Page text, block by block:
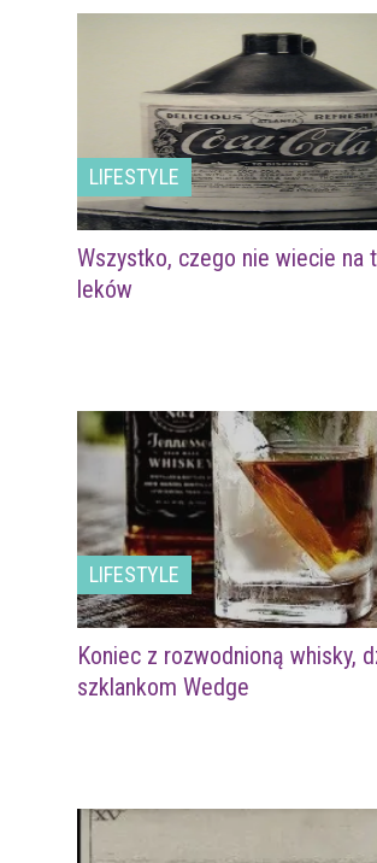
LIFESTYLE
Wszystko, czego nie wiecie na
leków
LIFESTYLE
Koniec z rozwodnioną whisky,
szklankom Wedge